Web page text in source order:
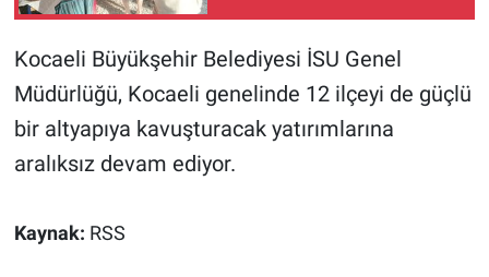
Kocaeli Büyükşehir Belediyesi İSU Genel
Müdürlüğü, Kocaeli genelinde 12 ilçeyi de güçlü
bir altyapıya kavuşturacak yatırımlarına
aralıksız devam ediyor.
Kaynak: RSS